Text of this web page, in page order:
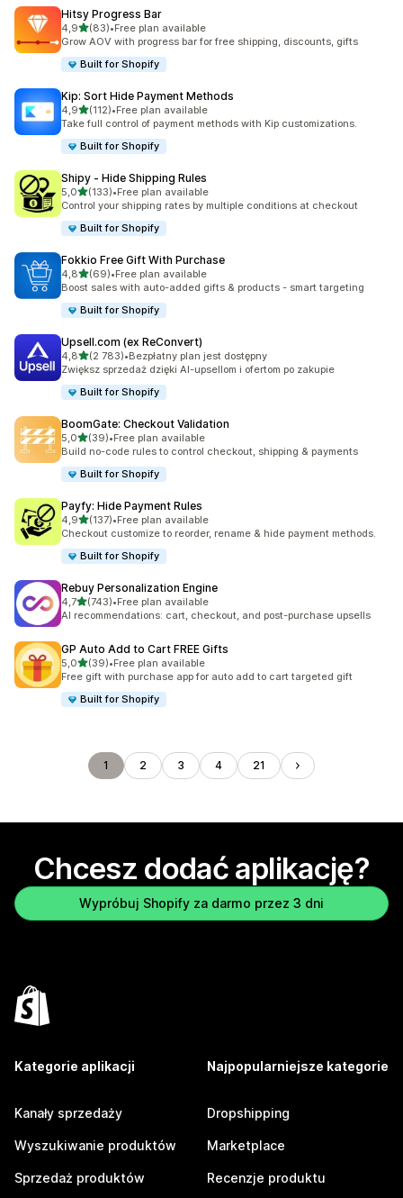
Hitsy Progress Bar
4,9na 5 gwiazdek
(83)
Łączna liczba recenzji: 83
•Free plan available
Grow AOV with progress bar for free shipping, discounts, gifts
Built for Shopify
Kip: Sort Hide Payment Methods
4,9na 5 gwiazdek
(112)
Łączna liczba recenzji: 112
•Free plan available
Take full control of payment methods with Kip customizations.
Built for Shopify
Shipy ‑ Hide Shipping Rules
5,0na 5 gwiazdek
(133)
Łączna liczba recenzji: 133
•Free plan available
Control your shipping rates by multiple conditions at checkout
Built for Shopify
Fokkio Free Gift With Purchase
4,8na 5 gwiazdek
(69)
Łączna liczba recenzji: 69
•Free plan available
Boost sales with auto-added gifts & products - smart targeting
Built for Shopify
Upsell.com (ex ReConvert)
4,8na 5 gwiazdek
(2 783)
Łączna liczba recenzji: 2783
•Bezpłatny plan jest dostępny
Zwiększ sprzedaż dzięki AI-upsellom i ofertom po zakupie
Built for Shopify
BoomGate: Checkout Validation
5,0na 5 gwiazdek
(39)
Łączna liczba recenzji: 39
•Free plan available
Build no-code rules to control checkout, shipping & payments
Built for Shopify
Payfy: Hide Payment Rules
4,9na 5 gwiazdek
(137)
Łączna liczba recenzji: 137
•Free plan available
Checkout customize to reorder, rename & hide payment methods.
Built for Shopify
Rebuy Personalization Engine
4,7na 5 gwiazdek
(743)
Łączna liczba recenzji: 743
•Free plan available
AI recommendations: cart, checkout, and post-purchase upsells
GP Auto Add to Cart FREE Gifts
5,0na 5 gwiazdek
(39)
Łączna liczba recenzji: 39
•Free plan available
Free gift with purchase app for auto add to cart targeted gift
Built for Shopify
1 2 3 4 21
Chcesz dodać aplikację?
Wypróbuj Shopify za darmo przez 3 dni
Kategorie aplikacji
Kanały sprzedaży
Wyszukiwanie produktów
Sprzedaż produktów
Najpopularniejsze kategorie
Dropshipping
Marketplace
Recenzje produktu